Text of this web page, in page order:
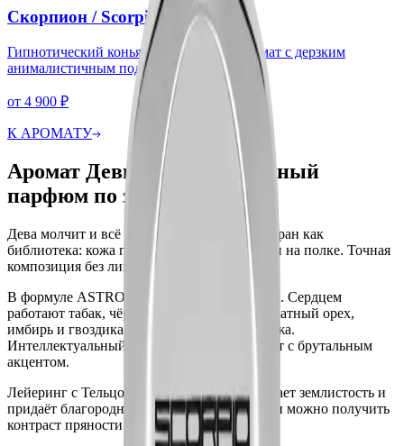
Скорпион / Scorpio
Гипнотический коньячно-древесный аромат с дерзким
анималистичным подтоном.
от 4 900 ₽
К АРОМАТУ
Аромат Девы — молекулярный
парфюм по знаку зодиака
Дева молчит и всё помнит. Этот аромат собран как
библиотека: кожа переплётов, табак, специи на полке. Точная
композиция без лишнего жеста.
В формуле ASTRONI Дева сверху лабданум. Сердцем
работают табак, чёрный перец, герань, мускатный орех,
имбирь и гвоздика. В базе ладан, мирт и кожа.
Интеллектуальный пряно-древесный аромат с брутальным
акцентом.
Лейеринг с Тельцом или Козерогом усиливает землистость и
придаёт благородный шлейф. С Близнецами можно получить
контраст пряности и шипра.